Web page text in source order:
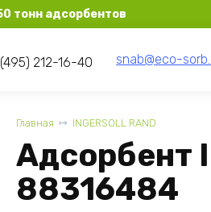
тонн адсорбентов
212-16-40 snab@eco-
Главная INGERSOLL RAND
Адсорбент
88316484